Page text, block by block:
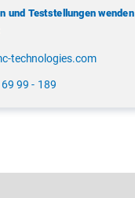
und Teststellungen wenden
technologies.com
99 - 189